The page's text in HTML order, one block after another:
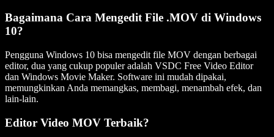
Bagaimana Cara Mengedit File .MOV di Windows
10?
Pengguna Windows 10 bisa mengedit file MOV dengan berbagai
editor, dua yang cukup populer adalah VSDC Free Video Editor
dan Windows Movie Maker. Software ini mudah dipakai,
memungkinkan Anda memangkas, membagi, menambah efek, dan
lain-lain.
Editor Video MOV Terbaik?